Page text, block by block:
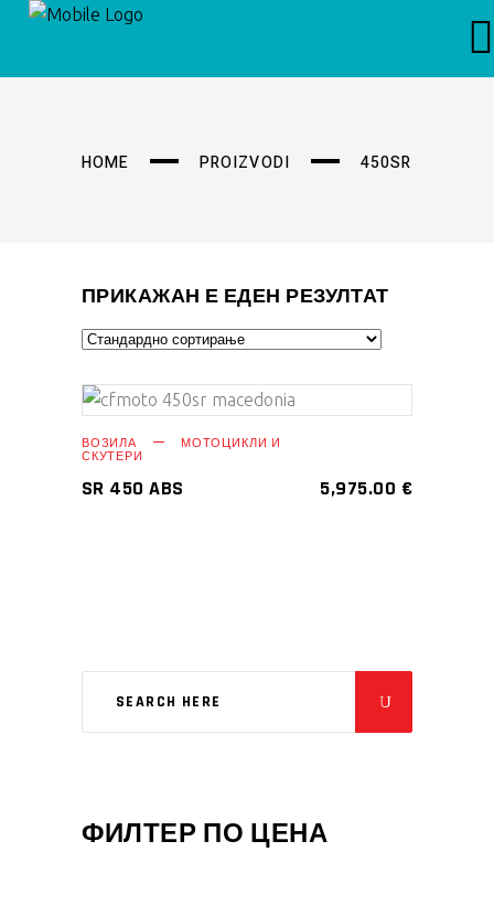
HOME PROIZVODI 450SR
ПРИКАЖАН Е ЕДЕН РЕЗУЛТАТ
ВОЗИЛА МОТОЦИКЛИ И
СКУТЕРИ
SR 450 ABS 5,975.00 €
ФИЛТЕР ПО ЦЕНА